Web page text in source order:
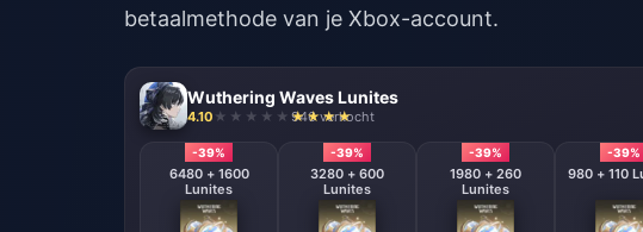
betaalmethode van je Xbox-account.
Wuthering Waves Lunites
4.10 946 verkocht
-39%
6480 + 1600
Lunites
-39%
3280 + 600
Lunites
-39%
1980 + 260
Lunites
-39%
980 + 110